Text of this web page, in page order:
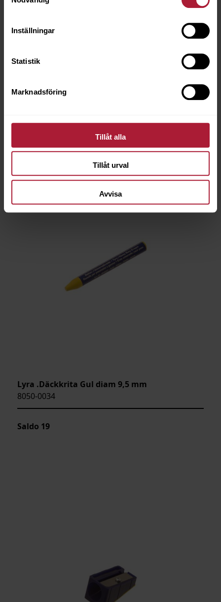
Inställningar
Statistik
Marknadsföring
Tillåt alla
Tillåt urval
Avvisa
Lyra .Däckkrita Gul diam 9,5 mm
8050-0034
Saldo 19